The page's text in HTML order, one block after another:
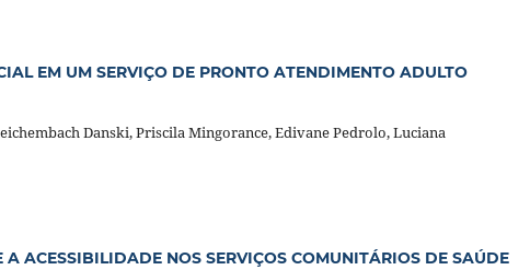
EM UM SERVIÇO DE PRONTO ATENDIMENTO ADULTO
Danski, Priscila Mingorance, Edivane Pedrolo, Luciana
ACESSIBILIDADE NOS SERVIÇOS COMUNITÁRIOS DE SAÚDE